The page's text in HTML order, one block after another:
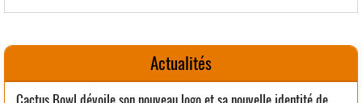
Actualités